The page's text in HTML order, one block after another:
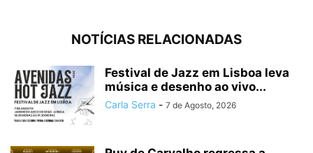
NOTÍCIAS RELACIONADAS
Festival de Jazz em Lisboa leva
música e desenho ao vivo...
Carla Serra - 7 de Agosto, 2026